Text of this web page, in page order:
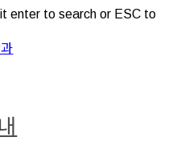
enter to search or ESC to